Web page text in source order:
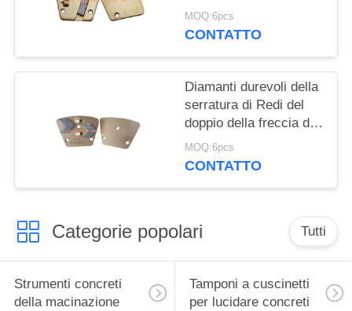
trapezio con usura
escludono la
MOQ:6pcs
CONTATTO
Diamanti durevoli della
serratura di Redi del
doppio della freccia di
Seg dell'epossidico
strumento di rimozione
MOQ:6pcs
CONTATTO
Categorie popolari Tutti
Strumenti concreti
della macinazione
Tamponi a cuscinetti
per lucidare concreti